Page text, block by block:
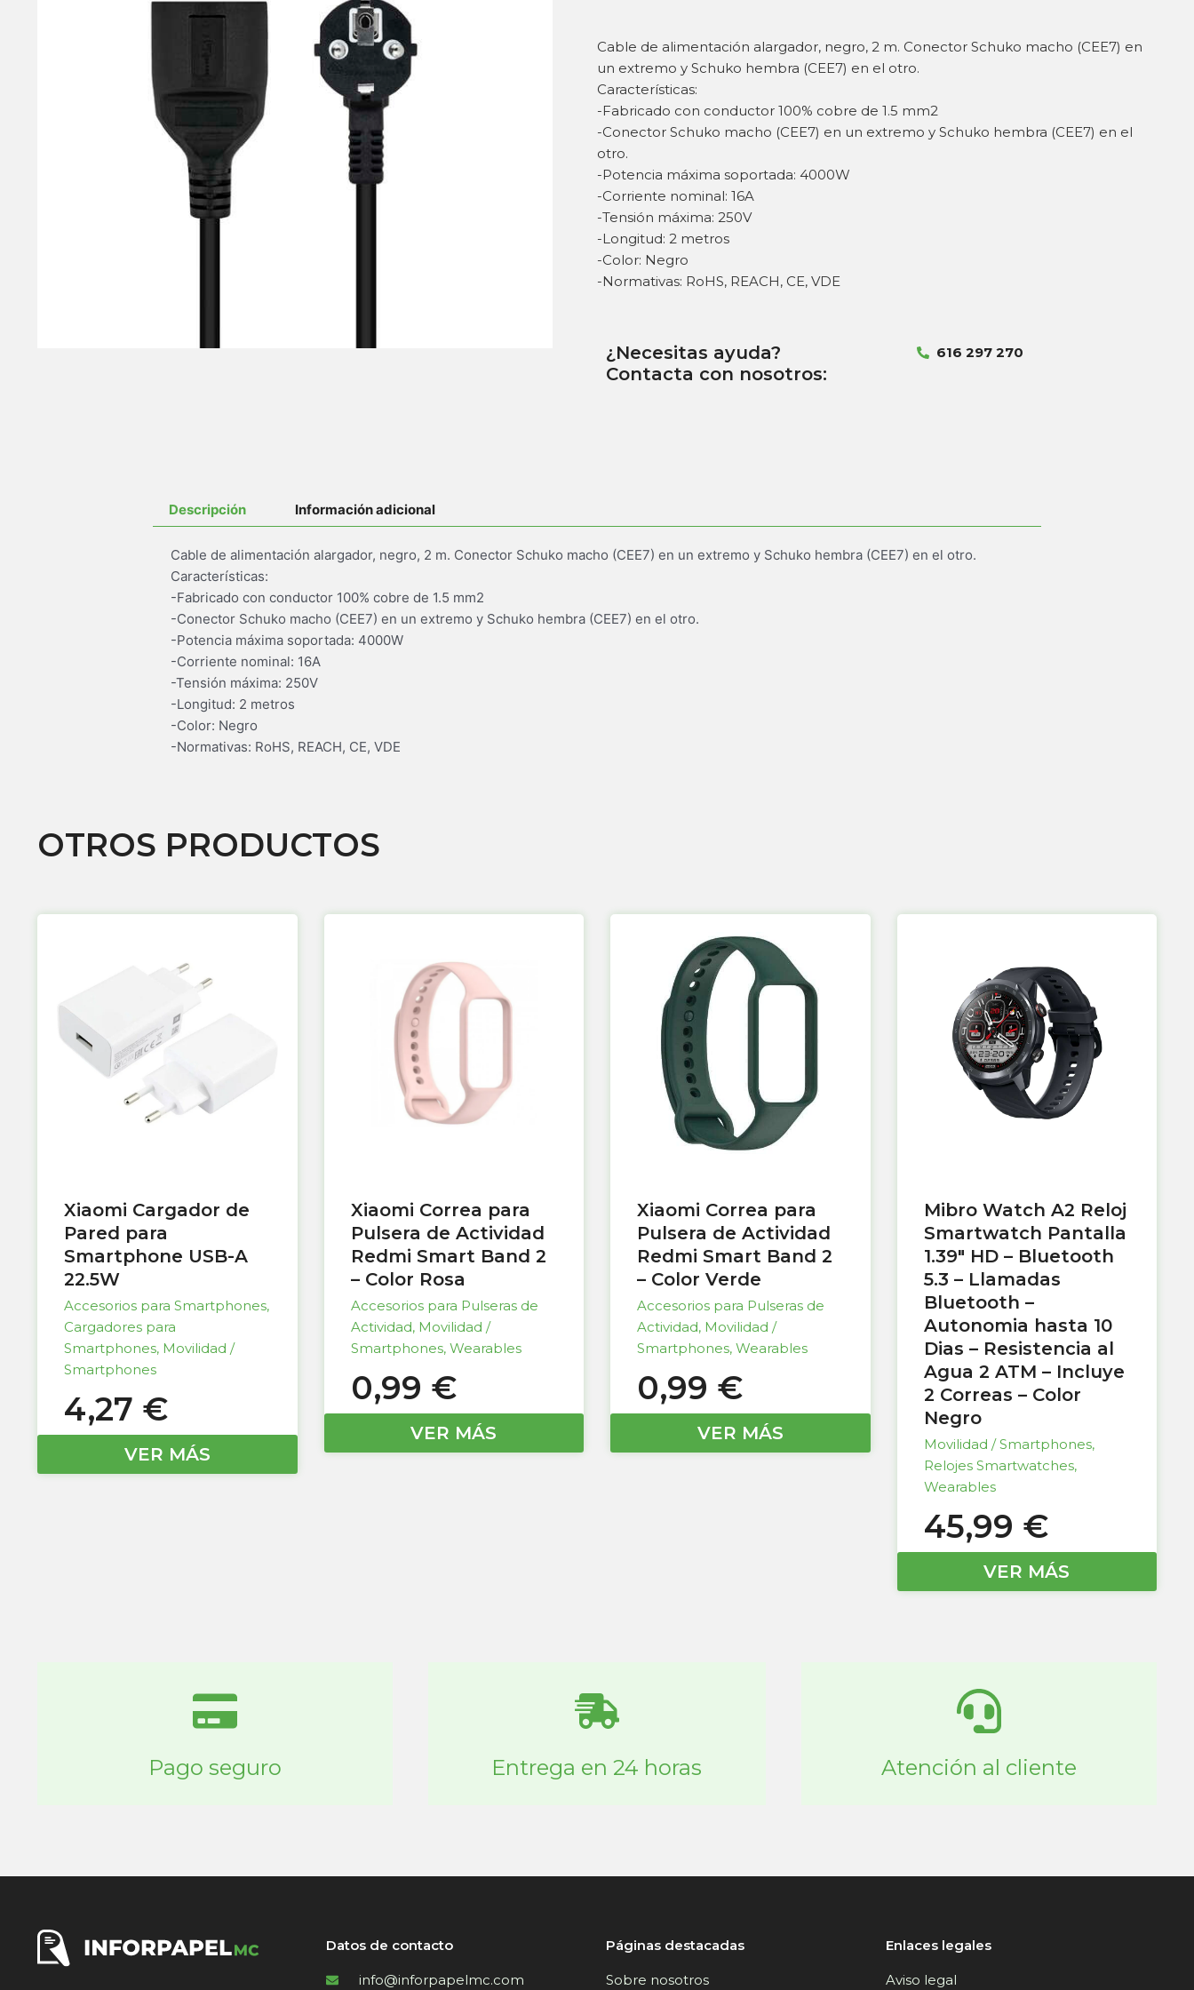
Cable de alimentación alargador, negro, 2 m. Conector Schuko macho (CEE7) en
un extremo y Schuko hembra (CEE7) en el otro.
Características:
-Fabricado con conductor 100% cobre de 1.5 mm2
-Conector Schuko macho (CEE7) en un extremo y Schuko hembra (CEE7) en el
otro.
-Potencia máxima soportada: 4000W
-Corriente nominal: 16A
-Tensión máxima: 250V
-Longitud: 2 metros
-Color: Negro
-Normativas: RoHS, REACH, CE, VDE
¿Necesitas ayuda?
Contacta con nosotros:
616 297 270
Descripción Información adicional
Cable de alimentación alargador, negro, 2 m. Conector Schuko macho (CEE7) en un extremo y Schuko hembra (CEE7) en el otro.
Características:
-Fabricado con conductor 100% cobre de 1.5 mm2
-Conector Schuko macho (CEE7) en un extremo y Schuko hembra (CEE7) en el otro.
-Potencia máxima soportada: 4000W
-Corriente nominal: 16A
-Tensión máxima: 250V
-Longitud: 2 metros
-Color: Negro
-Normativas: RoHS, REACH, CE, VDE
OTROS PRODUCTOS
Xiaomi Cargador de
Pared para
Smartphone USB-A
22.5W
Accesorios para Smartphones,
Cargadores para
Smartphones, Movilidad /
Smartphones
4,27 €
VER MÁS
Xiaomi Correa para
Pulsera de Actividad
Redmi Smart Band 2
– Color Rosa
Accesorios para Pulseras de
Actividad, Movilidad /
Smartphones, Wearables
0,99 €
VER MÁS
Xiaomi Correa para
Pulsera de Actividad
Redmi Smart Band 2
– Color Verde
Accesorios para Pulseras de
Actividad, Movilidad /
Smartphones, Wearables
0,99 €
VER MÁS
Mibro Watch A2 Reloj
Smartwatch Pantalla
1.39″ HD – Bluetooth
5.3 – Llamadas
Bluetooth –
Autonomia hasta 10
Dias – Resistencia al
Agua 2 ATM – Incluye
2 Correas – Color
Negro
Movilidad / Smartphones,
Relojes Smartwatches,
Wearables
45,99 €
VER MÁS
Pago seguro Entrega en 24 horas Atención al cliente
Datos de contacto
info@inforpapelmc.com
Páginas destacadas
Sobre nosotros
Enlaces legales
Aviso legal